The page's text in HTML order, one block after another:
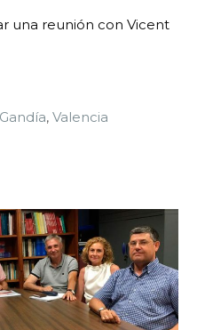
una reunión con Vicent
Gandía, Valencia